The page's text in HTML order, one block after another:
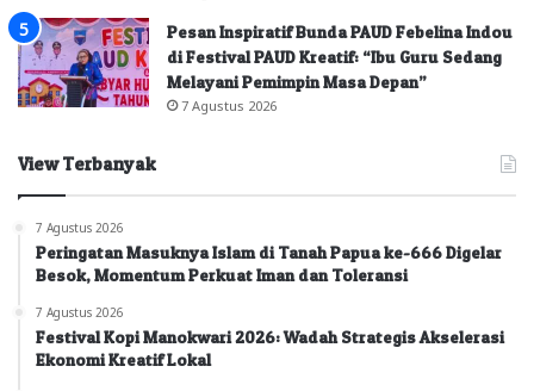
Pesan Inspiratif Bunda PAUD Febelina Indou
di Festival PAUD Kreatif: “Ibu Guru Sedang
Melayani Pemimpin Masa Depan”
7 Agustus 2026
View Terbanyak
7 Agustus 2026
Peringatan Masuknya Islam di Tanah Papua ke-666 Digelar
Besok, Momentum Perkuat Iman dan Toleransi
7 Agustus 2026
Festival Kopi Manokwari 2026: Wadah Strategis Akselerasi
Ekonomi Kreatif Lokal